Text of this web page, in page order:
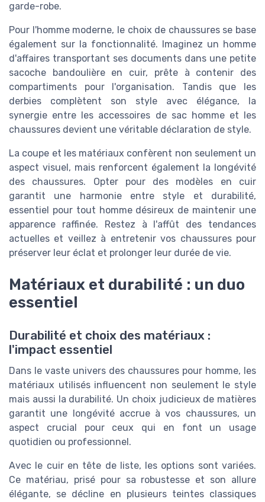
garde-robe.
Pour l'homme moderne, le choix de chaussures se base
également sur la fonctionnalité. Imaginez un homme
d'affaires transportant ses documents dans une petite
sacoche bandoulièreen cuir, prête à contenir des
compartiments pour l'organisation. Tandis que les
derbies complètent son style avec élégance, la
synergie entre les accessoires de sac hommeet les
chaussures devient une véritable déclaration de style.
La coupe et les matériaux confèrent non seulement un
aspect visuel, mais renforcent également la longévité
des chaussures. Opter pour des modèles en cuir
garantit une harmonie entre style et durabilité,
essentiel pour tout homme désireux de maintenir une
apparence raffinée. Restez à l'affût des tendances
actuelles et veillez à entretenir vos chaussures pour
préserver leur éclat et prolonger leur durée de vie.
Matériaux et durabilité : un duo
essentiel
Durabilité et choix des matériaux :
l'impact essentiel
Dans le vaste univers des chaussures pour homme, les
matériaux utilisés influencent non seulement le style
mais aussi la durabilité. Un choix judicieux de matières
garantit une longévité accrue à vos chaussures, un
aspect crucial pour ceux qui en font un usage
quotidien ou professionnel.
Avec le cuir en tête de liste, les options sont variées.
Ce matériau, prisé pour sa robustesse et son allure
élégante, se décline en plusieurs teintes classiques